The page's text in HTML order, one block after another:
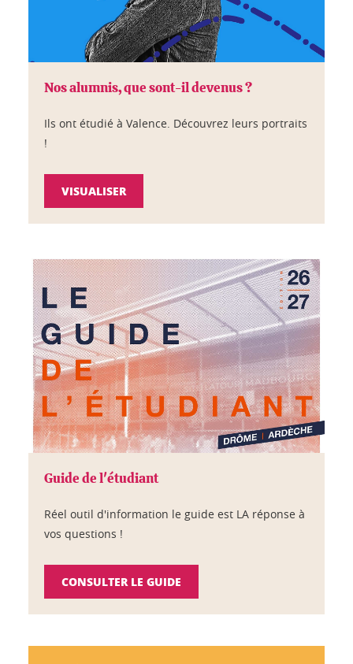
Nos alumnis, que sont-il devenus ?
Ils ont étudié à Valence. Découvrez leurs portraits
!
VISUALISER
Guide de l'étudiant
Réel outil d'information le guide est LA réponse à
vos questions !
CONSULTER LE GUIDE